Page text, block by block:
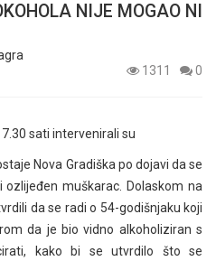
NIJE MOGAO NI
1311
0
sati intervenirali su
Nova Gradiška po dojavi da se
muškarac. Dolaskom na
da se radi o 54-godišnjaku koji
da je bio vidno alkoholiziran s
kako bi se utvrdilo što se